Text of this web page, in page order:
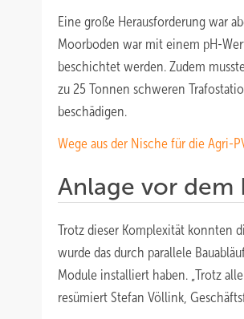
Eine große Herausforderung war
Moorboden war mit einem pH-
beschichtet werden. Zudem
zu 25 Tonnen schweren
beschädigen.
Wege aus der Nische für die Agri-
Anlage vor dem
Trotz dieser Komplexität konnten
wurde das durch parallele
Module installiert haben. „Trotz
resümiert Stefan Völlink,